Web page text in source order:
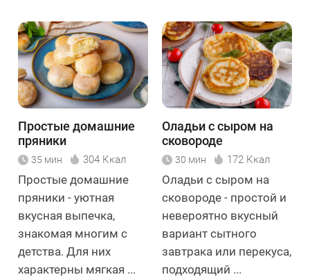
Простые домашние
пряники
35 мин 304 Ккал
Простые домашние
пряники - уютная
вкусная выпечка,
знакомая многим с
детства. Для них
характерны мягкая ...
Оладьи с сыром на
сковороде
30 мин 172 Ккал
Оладьи с сыром на
сковороде - простой и
невероятно вкусный
вариант сытного
завтрака или перекуса,
подходящий ...